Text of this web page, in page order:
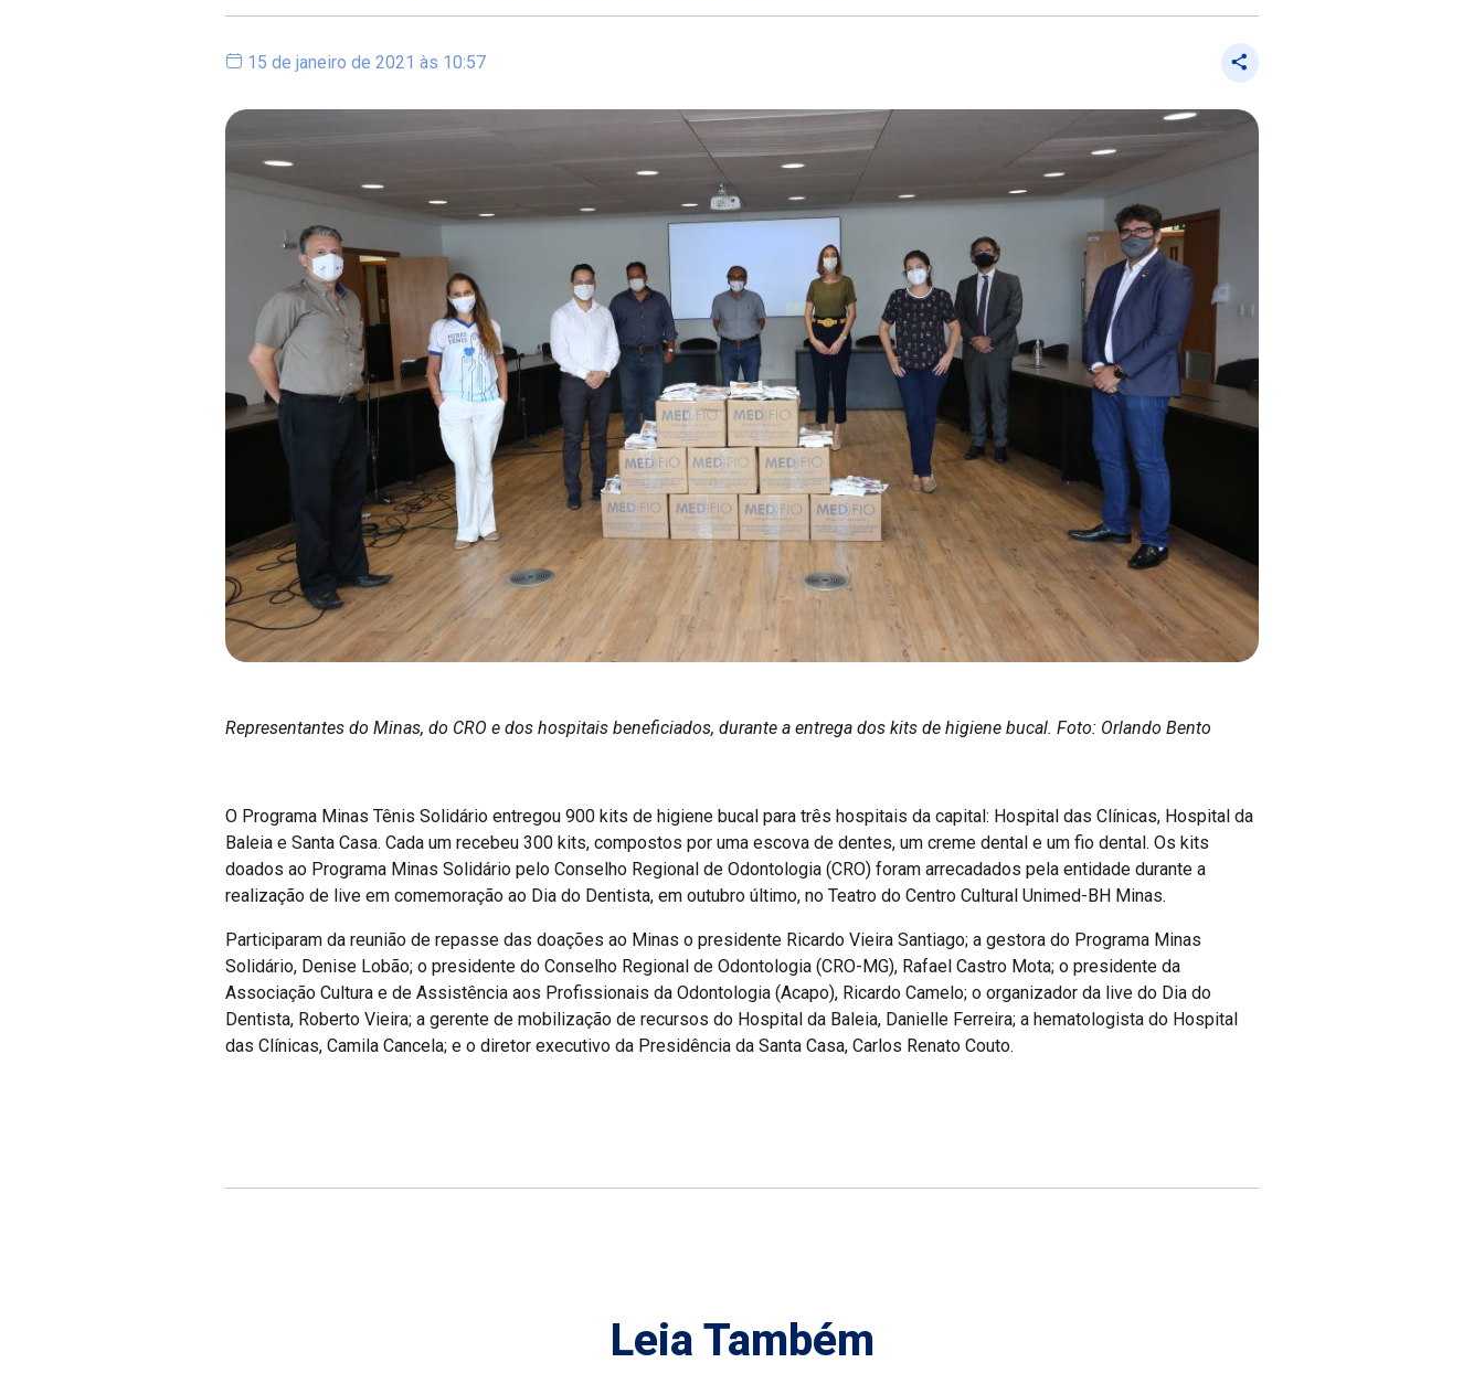
15 de janeiro de 2021 às 10:57
Representantes do Minas, do CRO e dos hospitais beneficiados, durante a entrega dos kits de higiene bucal. Foto: Orlando Bento
O Programa Minas Tênis Solidário entregou 900 kits de higiene bucal para três hospitais da capital: Hospital das Clínicas, Hospital da
Baleia e Santa Casa. Cada um recebeu 300 kits, compostos por uma escova de dentes, um creme dental e um fio dental. Os kits
doados ao Programa Minas Solidário pelo Conselho Regional de Odontologia (CRO) foram arrecadados pela entidade durante a
realização de live em comemoração ao Dia do Dentista, em outubro último, no Teatro do Centro Cultural Unimed-BH Minas.
Participaram da reunião de repasse das doações ao Minas o presidente Ricardo Vieira Santiago; a gestora do Programa Minas
Solidário, Denise Lobão; o presidente do Conselho Regional de Odontologia (CRO-MG), Rafael Castro Mota; o presidente da
Associação Cultura e de Assistência aos Profissionais da Odontologia (Acapo), Ricardo Camelo; o organizador da live do Dia do
Dentista, Roberto Vieira; a gerente de mobilização de recursos do Hospital da Baleia, Danielle Ferreira; a hematologista do Hospital
das Clínicas, Camila Cancela; e o diretor executivo da Presidência da Santa Casa, Carlos Renato Couto.
Leia Também